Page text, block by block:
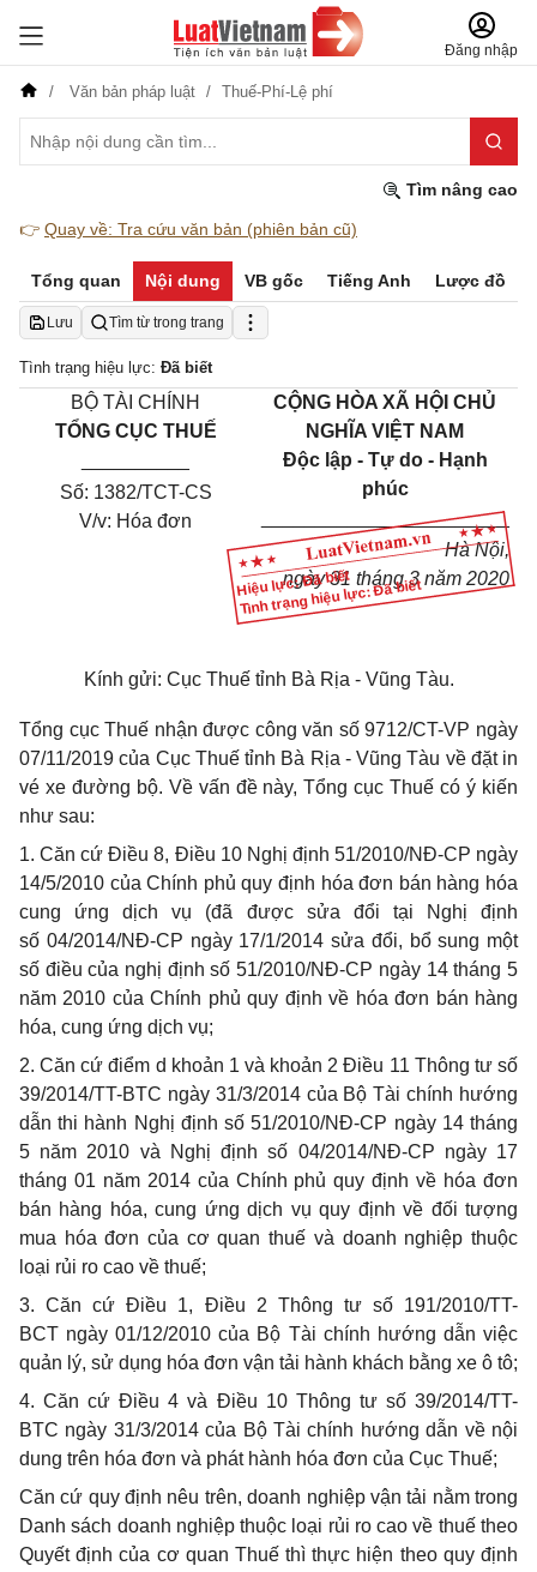
Đăng nhập
Văn bản pháp luật Thuế-Phí-Lệ phí
Tìm nâng cao
👉 Quay về: Tra cứu văn bản (phiên bản cũ)
Tổng quan Nội dung VB gốc Tiếng Anh Lược đồ
Lưu Tìm từ trong trang
Tình trạng hiệu lực: Đã biết
Hiệu lực: Đã biết
Tình trạng hiệu lực: Đã biết
BỘ TÀI CHÍNH
TỔNG CỤC THUẾ
Số: 1382/TCT-CS
V/v: Hóa đơn
CỘNG HÒA XÃ HỘI CHỦ
NGHĨA VIỆT NAM
Độc lập - Tự do - Hạnh
phúc
_______________________
Hà Nội,
ngày31 tháng3năm 2020
Kính gửi: Cục Thuế tỉnh Bà Rịa - Vũng Tàu.
Tổng cục Thuế nhận được công văn số 9712/CT-VP ngày
07/11/2019 của Cục Thuế tỉnh Bà Rịa - Vũng Tàu về đặt in
vé xe đường bộ. Về vấn đề này, Tổng cục Thuế có ý kiến
như sau:
1. Căn cứ Điều 8, Điều 10 Nghị định 51/2010/NĐ-CP ngày
14/5/2010 của Chính phủ quy định hóa đơn bán hàng hóa
cung ứng dịch vụ (đã được sửa đổi tại Nghị định
số 04/2014/NĐ-CP ngày 17/1/2014 sửa đổi, bổ sung một
số điều của nghị định số 51/2010/NĐ-CP ngày 14 tháng 5
năm 2010 của Chính phủ quy định về hóa đơn bán hàng
hóa, cung ứng dịch vụ;
2. Căn cứ điểm d khoản 1 và khoản 2 Điều 11 Thông tư số
39/2014/TT-BTC ngày 31/3/2014 của Bộ Tài chính hướng
dẫn thi hành Nghị định số 51/2010/NĐ-CP ngày 14 tháng
5 năm 2010 và Nghị định số 04/2014/NĐ-CP ngày 17
tháng 01 năm 2014 của Chính phủ quy định về hóa đơn
bán hàng hóa, cung ứng dịch vụ quy định về đối tượng
mua hóa đơn của cơ quan thuế và doanh nghiệp thuộc
loại rủi ro cao về thuế;
3. Căn cứ Điều 1, Điều 2 Thông tư số 191/2010/TT-
BCT ngày 01/12/2010 của Bộ Tài chính hướng dẫn việc
quản lý, sử dụng hóa đơn vận tải hành khách bằng xe ô tô;
4. Căn cứ Điều 4 và Điều 10 Thông tư số 39/2014/TT-
BTC ngày 31/3/2014 của Bộ Tài chính hướng dẫn về nội
dung trên hóa đơn và phát hành hóa đơn của Cục Thuế;
Căn cứ quy định nêu trên, doanh nghiệp vận tải nằm trong
Danh sách doanh nghiệp thuộc loại rủi ro cao về thuế theo
Quyết định của cơ quan Thuế thì thực hiện theo quy định